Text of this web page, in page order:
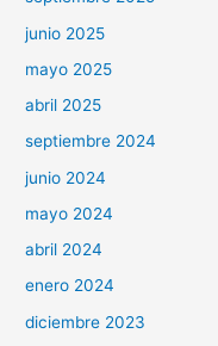
junio 2025
mayo 2025
abril 2025
septiembre 2024
junio 2024
mayo 2024
abril 2024
enero 2024
diciembre 2023